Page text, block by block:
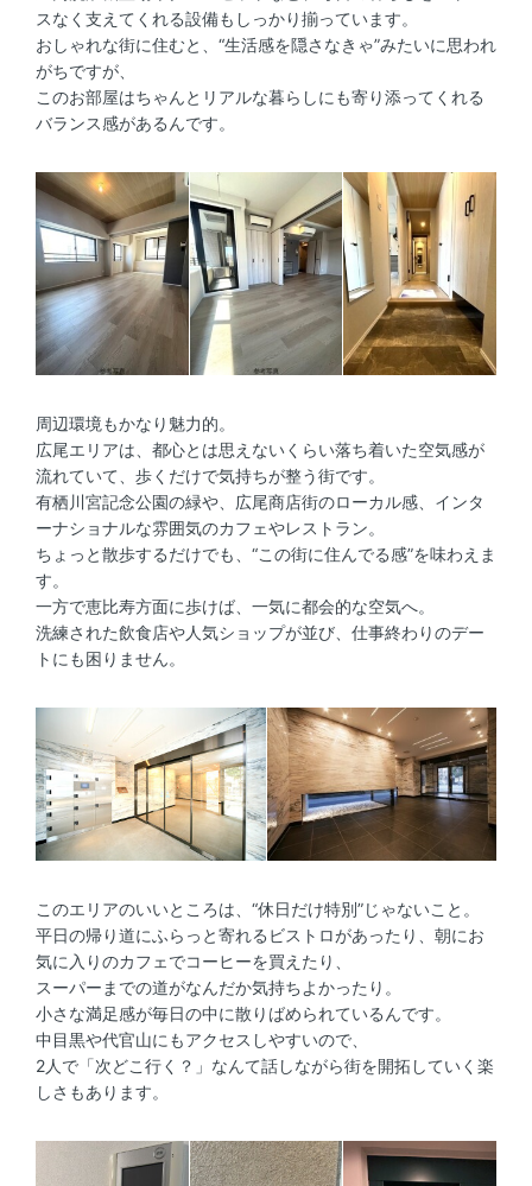
スなく支えてくれる設備もしっかり揃っています。
おしゃれな街に住むと、“生活感を隠さなきゃ”みたいに思われ
がちですが、
このお部屋はちゃんとリアルな暮らしにも寄り添ってくれる
バランス感があるんです。
周辺環境もかなり魅力的。
広尾エリアは、都心とは思えないくらい落ち着いた空気感が
流れていて、歩くだけで気持ちが整う街です。
有栖川宮記念公園の緑や、広尾商店街のローカル感、インタ
ーナショナルな雰囲気のカフェやレストラン。
ちょっと散歩するだけでも、“この街に住んでる感”を味わえま
す。
一方で恵比寿方面に歩けば、一気に都会的な空気へ。
洗練された飲食店や人気ショップが並び、仕事終わりのデー
トにも困りません。
このエリアのいいところは、“休日だけ特別”じゃないこと。
平日の帰り道にふらっと寄れるビストロがあったり、朝にお
気に入りのカフェでコーヒーを買えたり、
スーパーまでの道がなんだか気持ちよかったり。
小さな満足感が毎日の中に散りばめられているんです。
中目黒や代官山にもアクセスしやすいので、
2人で「次どこ行く？」なんて話しながら街を開拓していく楽
しさもあります。